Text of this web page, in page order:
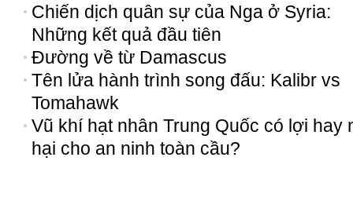
Chiến dịch quân sự của Nga ở Syria:
Những kết quả đầu tiên
Đường về từ Damascus
Tên lửa hành trình song đấu: Kalibr vs
Tomahawk
Vũ khí hạt nhân Trung Quốc có lợi hay
hại cho an ninh toàn cầu?